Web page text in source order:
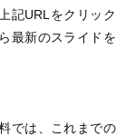
記URLをクリック
最新のスライドを
では、これまでの